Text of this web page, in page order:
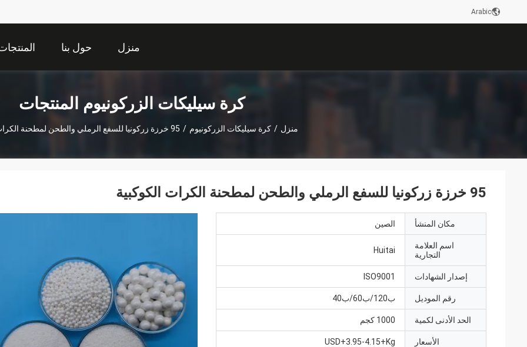
Arabic
منزل حول بنا
كرة سيليكات الزركونيوم المنتجات
منزل / كرة سيليكات الزركونيوم / 95 خرزة زركونيا للسفع الرملي والطحن لمطحنة الكرات الكوكبية
95 خرزة زركونيا للسفع الرملي والطحن لمطحنة الكرات الكوكبية
مكان المنشأ الصين
اسم العلامة
التجارية
Huitai
إصدار الشهادات ISO9001
رقم الموديل ب120/ب60/ب40
الحد الأدنى لكمية 1000 كجم
الأسعار USD+3.95-4.15+Kg